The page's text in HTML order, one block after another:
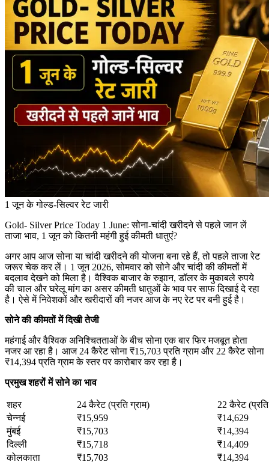
1 जून के गोल्ड-सिल्वर रेट जारी
Gold- Silver Price Today 1 June: सोना-चांदी खरीदने से पहले जान लें
ताजा भाव, 1 जून को कितनी महंगी हुई कीमती धातुएं?
अगर आप आज सोना या चांदी खरीदने की योजना बना रहे हैं, तो पहले ताजा रेट
जरूर चेक कर लें। 1 जून 2026, सोमवार को सोने और चांदी की कीमतों में
बदलाव देखने को मिला है। वैश्विक बाजार के रुझान, डॉलर के मुकाबले रुपये
की चाल और घरेलू मांग का असर कीमती धातुओं के भाव पर साफ दिखाई दे रहा
है। ऐसे में निवेशकों और खरीदारों की नजर आज के नए रेट पर बनी हुई है।
सोने की कीमतों में दिखी तेजी
महंगाई और वैश्विक अनिश्चितताओं के बीच सोना एक बार फिर मजबूत होता
नजर आ रहा है। आज 24 कैरेट सोना ₹15,703 प्रति ग्राम और 22 कैरेट सोना
₹14,394 प्रति ग्राम के स्तर पर कारोबार कर रहा है।
प्रमुख शहरों में सोने का भाव
शहर 24 कैरेट (प्रति ग्राम)
22 कैरेट (प्रति
चेन्नई
₹15,959
₹14,629
मुंबई
₹15,703
₹14,394
दिल्ली
₹15,718
₹14,409
कोलकाता
₹15,703
₹14,394